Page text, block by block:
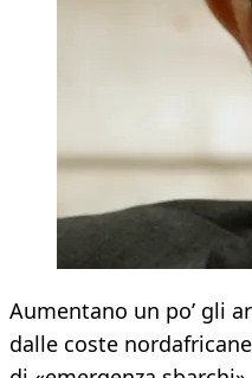
Aumentano un po’ gli
dalle coste